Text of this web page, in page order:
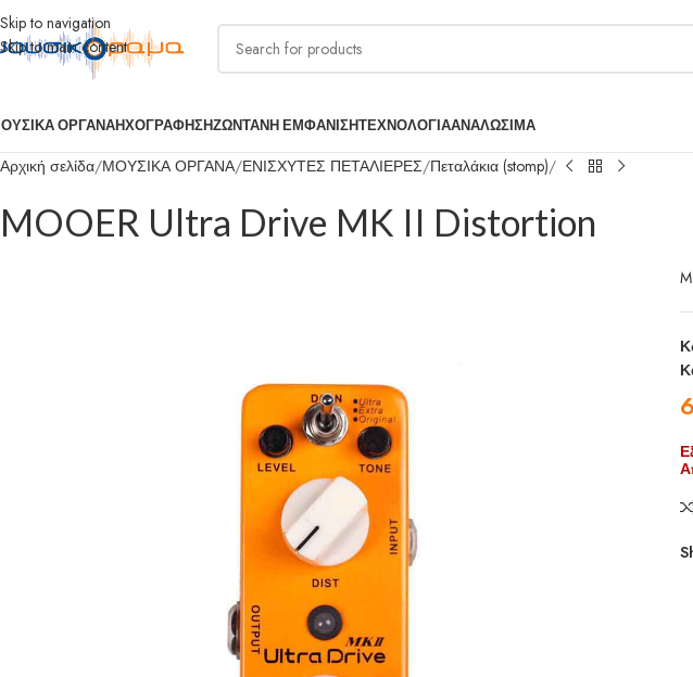
Skip to navigation
Skip to main content
ΟΡΓΑΝΑΗΧΟΓΡΑΦΗΣΗΖΩΝΤΑΝΗ ΕΜΦΑΝΙΣΗΤΕΧΝΟΛΟΓΙΑΑΝΑΛΩΣΙΜΑ
Αρχική σελίδα ΜΟΥΣΙΚΑ ΟΡΓΑΝΑ ΕΝΙΣΧΥΤΕΣ ΠΕΤΑΛΙΕΡΕΣ Πεταλάκια (stomp)
MOOER Ultra Drive MK II Distortion